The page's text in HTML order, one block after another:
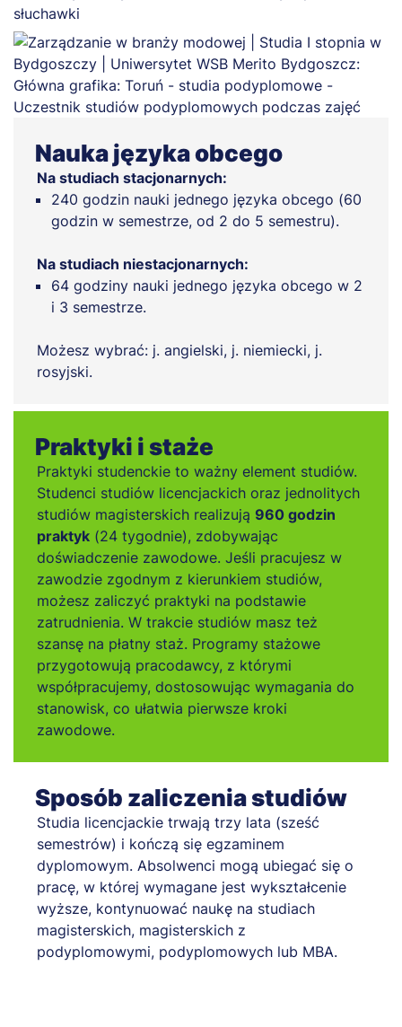
Nauka języka obcego
Na studiach stacjonarnych:
240 godzin nauki jednego języka obcego (60
godzin w semestrze, od 2 do 5 semestru).
Na studiach niestacjonarnych:
64 godziny nauki jednego języka obcego w 2
i 3 semestrze.
Możesz wybrać: j. angielski, j. niemiecki, j.
rosyjski.
Praktyki i staże
Praktyki studenckie to ważny element studiów.
Studenci studiów licencjackich oraz jednolitych
studiów magisterskich realizują 960 godzin
praktyk (24 tygodnie), zdobywając
doświadczenie zawodowe. Jeśli pracujesz w
zawodzie zgodnym z kierunkiem studiów,
możesz zaliczyć praktyki na podstawie
zatrudnienia. W trakcie studiów masz też
szansę na płatny staż. Programy stażowe
przygotowują pracodawcy, z którymi
współpracujemy, dostosowując wymagania do
stanowisk, co ułatwia pierwsze kroki
zawodowe.
Sposób zaliczenia studiów
Studia licencjackie trwają trzy lata (sześć
semestrów) i kończą się egzaminem
dyplomowym. Absolwenci mogą ubiegać się o
pracę, w której wymagane jest wykształcenie
wyższe, kontynuować naukę na studiach
magisterskich, magisterskich z
podyplomowymi, podyplomowych lub MBA.